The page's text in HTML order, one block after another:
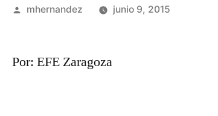
Publicado
mhernandez junio 9, 2015
Por: EFE Zaragoza